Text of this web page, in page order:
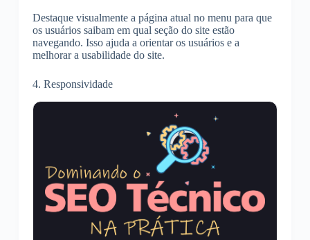
Destaque visualmente a página atual no menu para que
os usuários saibam em qual seção do site estão
navegando. Isso ajuda a orientar os usuários e a
melhorar a usabilidade do site.
4. Responsividade